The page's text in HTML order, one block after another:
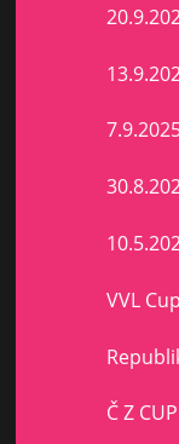
VVL
Č Z